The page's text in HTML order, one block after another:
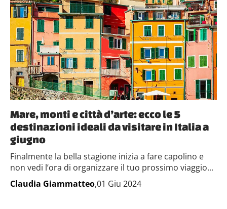
Mare, monti e città d’arte: ecco le 5
destinazioni ideali da visitare in Italia a
giugno
Finalmente la bella stagione inizia a fare capolino e
non vedi l’ora di organizzare il tuo prossimo viaggio...
Claudia Giammatteo,01 Giu 2024